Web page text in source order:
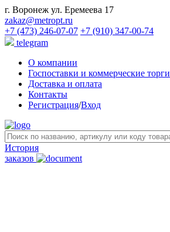
г. Воронеж ул. Еремеева 17
zakaz@metropt.ru
+7 (473) 246-07-07 +7 (910) 347-00-74
telegram
О компании
Госпоставки и коммерческие торги
Доставка и оплата
Контакты
Регистрация/Вход
История
заказов